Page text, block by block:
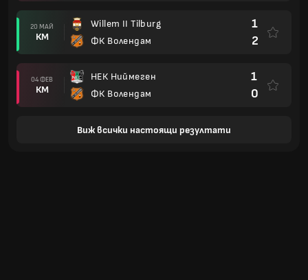
20 МАЙ
КМ
Willem II Tilburg
ФК Волендам
1
2
04 ФЕВ
КМ
НЕК Ниймеген
ФК Волендам
1
0
Виж всички настоящи резултати